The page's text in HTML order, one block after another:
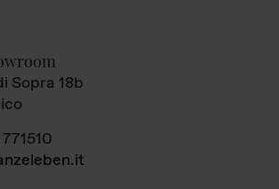
Sopra 18b